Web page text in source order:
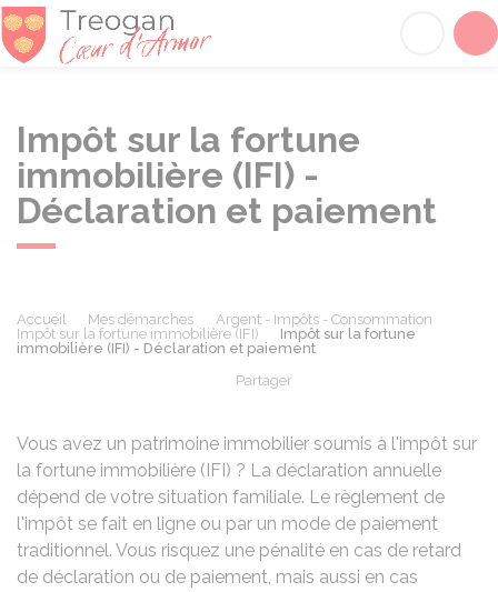
Impôt sur la fortune
immobilière (IFI) -
Déclaration et paiement
Accueil Mes démarches
Argent - Impôts - Consommation
Impôt sur la fortune immobilière (IFI)
Impôt sur la fortune
immobilière (IFI) - Déclaration et paiement
Partager
Vous avez un patrimoine immobilier soumis à l'impôt sur
la fortune immobilière (IFI) ? La déclaration annuelle
dépend de votre situation familiale. Le règlement de
l'impôt se fait en ligne ou par un mode de paiement
traditionnel. Vous risquez une pénalité en cas de retard
de déclaration ou de paiement, mais aussi en cas